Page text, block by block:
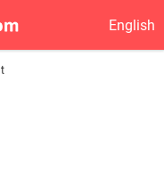
English